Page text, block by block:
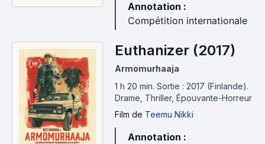
Annotation :
Compétition internationale
Euthanizer (2017)
Armomurhaaja
1 h 20 min. Sortie : 2017 (Finlande).
Drame, Thriller, Épouvante-Horreur
Film de Teemu Nikki
Annotation :